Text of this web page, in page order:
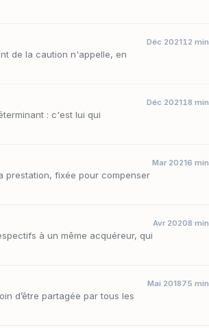
de la caution n'appelle, en
Déc 202112 min
: c'est lui qui
Déc 202118 min
prestation, fixée pour compenser
Mar 20216 min
à un même acquéreur, qui
Avr 20208 min
d’être partagée par tous les
Mai 201875 min